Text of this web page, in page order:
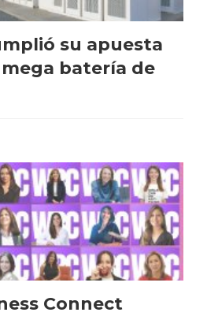
su apuesta
batería de
Connect